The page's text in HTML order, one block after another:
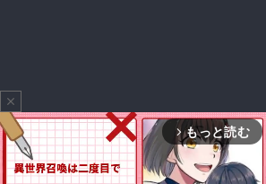
close
arrow_forward_ios もっと読む